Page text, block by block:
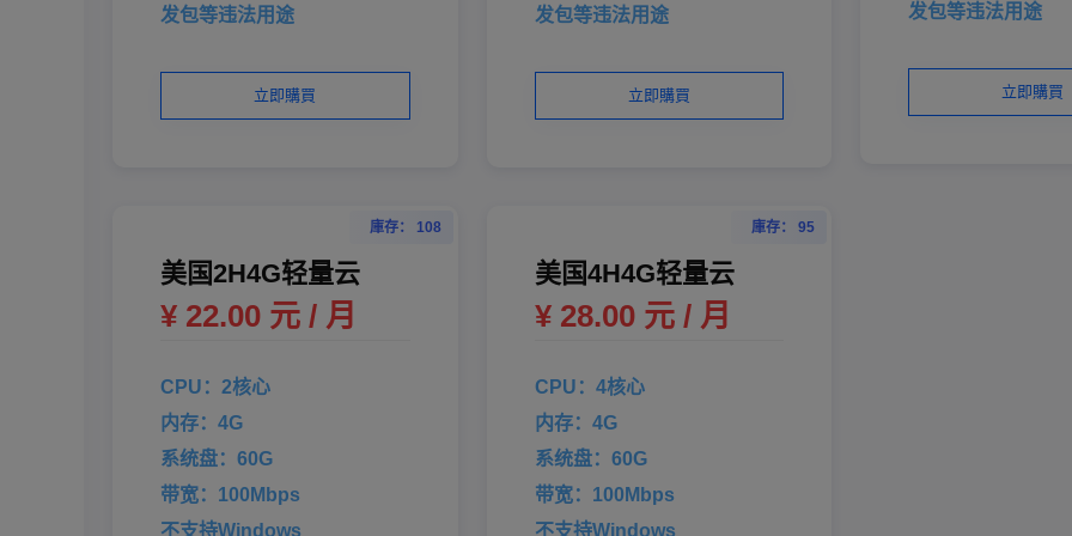
发包等违法用途
立即購買
发包等违法用途
立即購買
发包等违法用途
立即購買
庫存： 108
美国2H4G轻量云
¥ 22.00 元 / 月
CPU：2核心
内存：4G
系统盘：60G
带宽：100Mbps
不支持Windows
庫存： 95
美国4H4G轻量云
¥ 28.00 元 / 月
CPU：4核心
内存：4G
系统盘：60G
带宽：100Mbps
不支持Windows